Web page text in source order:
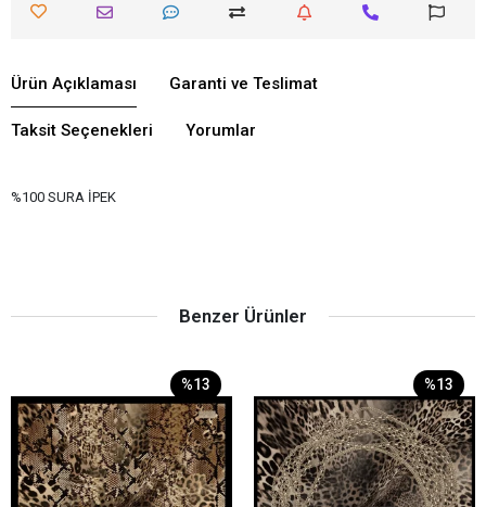
Ürün Açıklaması Garanti ve Teslimat
Taksit Seçenekleri Yorumlar
%100 SURA İPEK
Benzer Ürünler
%13 %13